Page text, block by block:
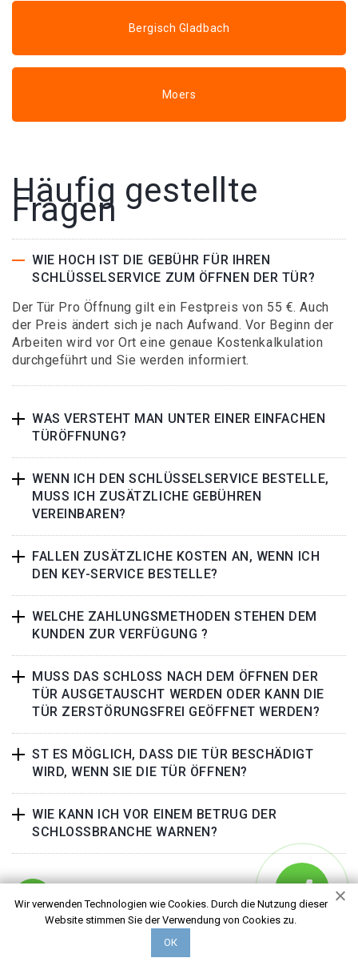
Bergisch Gladbach
Moers
Häufig gestellte
Fragen
WIE HOCH IST DIE GEBÜHR FÜR IHREN
SCHLÜSSELSERVICE ZUM ÖFFNEN DER TÜR?
Der Tür Pro Öffnung gilt ein Festpreis von 55 €. Auch
der Preis ändert sich je nach Aufwand. Vor Beginn der
Arbeiten wird vor Ort eine genaue Kostenkalkulation
durchgeführt und Sie werden informiert.
WAS VERSTEHT MAN UNTER EINER EINFACHEN
TÜRÖFFNUNG?
WENN ICH DEN SCHLÜSSELSERVICE BESTELLE,
MUSS ICH ZUSÄTZLICHE GEBÜHREN
VEREINBAREN?
FALLEN ZUSÄTZLICHE KOSTEN AN, WENN ICH
DEN KEY-SERVICE BESTELLE?
WELCHE ZAHLUNGSMETHODEN STEHEN DEM
KUNDEN ZUR VERFÜGUNG ?
MUSS DAS SCHLOSS NACH DEM ÖFFNEN DER
TÜR AUSGETAUSCHT WERDEN ODER KANN DIE
TÜR ZERSTÖRUNGSFREI GEÖFFNET WERDEN?
ST ES MÖGLICH, DASS DIE TÜR BESCHÄDIGT
WIRD, WENN SIE DIE TÜR ÖFFNEN?
WIE KANN ICH VOR EINEM BETRUG DER
SCHLOSSBRANCHE WARNEN?
Wir verwenden Technologien wie Cookies. Durch die Nutzung dieser
Website stimmen Sie der Verwendung von Cookies zu.
ОК